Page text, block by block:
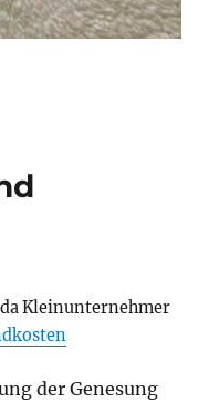
Kleinunternehmer
der Genesung